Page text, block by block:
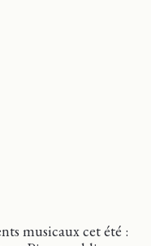
musicaux cet été :